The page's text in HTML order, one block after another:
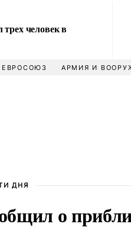
человек в
ЕВРОСОЮЗ АРМИЯ И
ДНЯ
о